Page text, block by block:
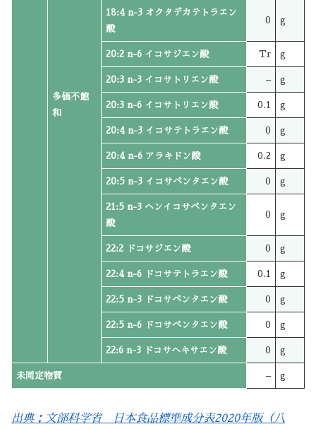
多価不飽
和
18:4 n-3 オクタデカテトラエン
酸
0 g
20:2 n-6 イコサジエン酸 Tr g
20:3 n-3 イコサトリエン酸 – g
20:3 n-6 イコサトリエン酸 0.1 g
20:4 n-3 イコサテトラエン酸 0 g
20:4 n-6 アラキドン酸 0.2 g
20:5 n-3 イコサペンタエン酸 0 g
21:5 n-3 ヘンイコサペンタエン
酸
0 g
22:2 ドコサジエン酸 0 g
22:4 n-6 ドコサテトラエン酸 0.1 g
22:5 n-3 ドコサペンタエン酸 0 g
22:5 n-6 ドコサペンタエン酸 0 g
22:6 n-3 ドコサヘキサエン酸 0 g
未同定物質 – g
出典：文部科学省 日本食品標準成分表2020年版（八